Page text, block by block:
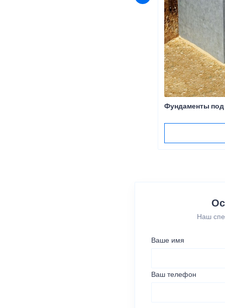
Фундаменты
Наш
Ваше имя
Ваш телефон